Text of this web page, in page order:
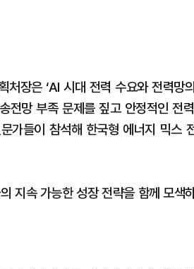
처장은 ‘AI 시대 전력 수요와 전력망
전망 부족 문제를 짚고 안정적인 전
문가들이 참석해 한국형 에너지 믹스
지속 가능한 성장 전략을 함께 모색